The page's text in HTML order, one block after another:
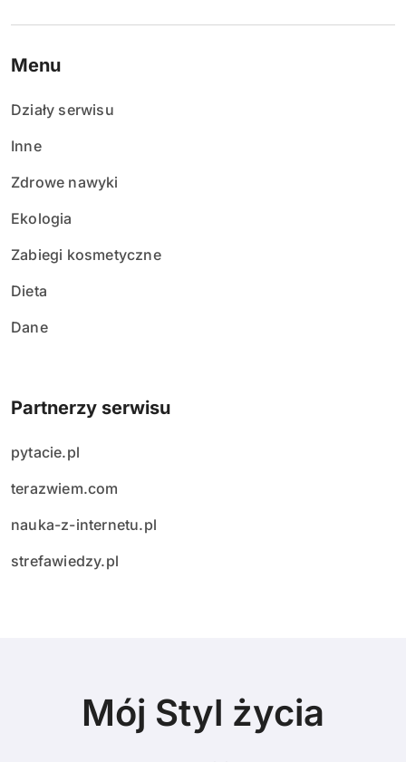
Menu
Działy serwisu
Inne
Zdrowe nawyki
Ekologia
Zabiegi kosmetyczne
Dieta
Dane
Partnerzy serwisu
pytacie.pl
terazwiem.com
nauka-z-internetu.pl
strefawiedzy.pl
Mój Styl życia